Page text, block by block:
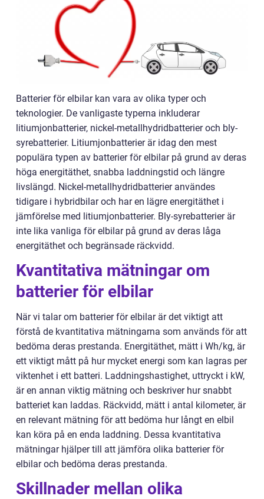
Batterier för elbilar kan vara av olika typer och
teknologier. De vanligaste typerna inkluderar
litiumjonbatterier, nickel-metallhydridbatterier och bly-
syrebatterier. Litiumjonbatterier är idag den mest
populära typen av batterier för elbilar på grund av deras
höga energitäthet, snabba laddningstid och längre
livslängd. Nickel-metallhydridbatterier användes
tidigare i hybridbilar och har en lägre energitäthet i
jämförelse med litiumjonbatterier. Bly-syrebatterier är
inte lika vanliga för elbilar på grund av deras låga
energitäthet och begränsade räckvidd.
Kvantitativa mätningar om
batterier för elbilar
När vi talar om batterier för elbilar är det viktigt att
förstå de kvantitativa mätningarna som används för att
bedöma deras prestanda. Energitäthet, mätt i Wh/kg, är
ett viktigt mått på hur mycket energi som kan lagras per
viktenhet i ett batteri. Laddningshastighet, uttryckt i kW,
är en annan viktig mätning och beskriver hur snabbt
batteriet kan laddas. Räckvidd, mätt i antal kilometer, är
en relevant mätning för att bedöma hur långt en elbil
kan köra på en enda laddning. Dessa kvantitativa
mätningar hjälper till att jämföra olika batterier för
elbilar och bedöma deras prestanda.
Skillnader mellan olika